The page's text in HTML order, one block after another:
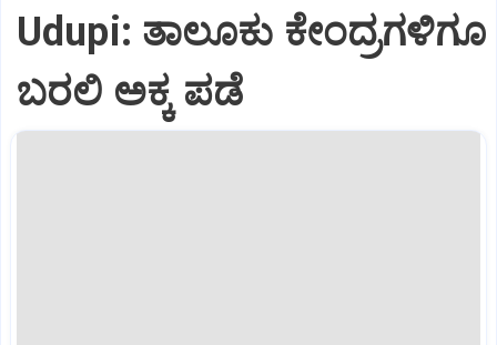
Udupi: ತಾಲೂಕು ಕೇಂದ್ರಗಳಿಗೂ
ಬರಲಿ ಅಕ್ಕ ಪಡೆ